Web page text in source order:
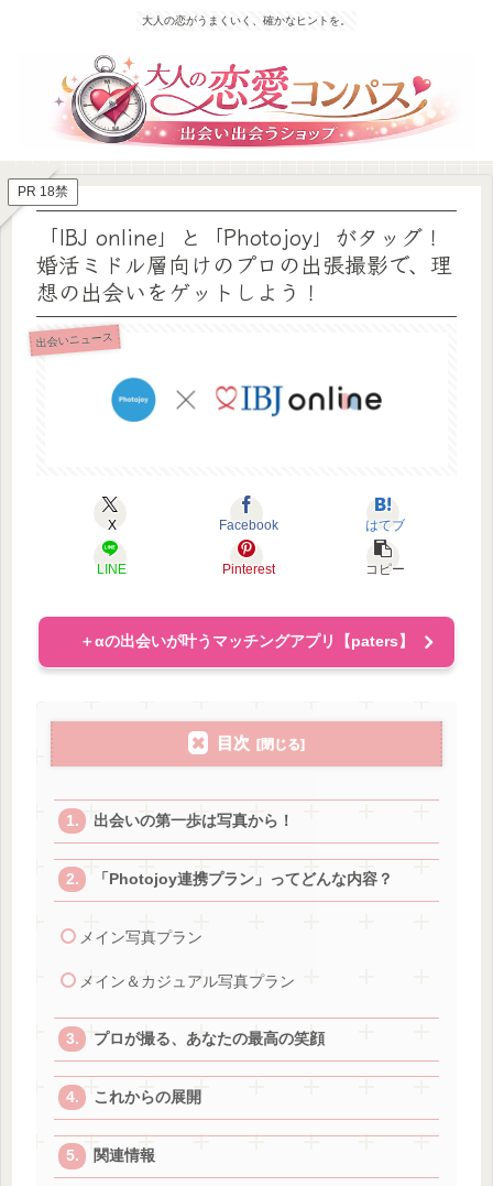
大人の恋がうまくいく、確かなヒントを。
PR 18禁
「IBJ online」と「Photojoy」がタッグ！
婚活ミドル層向けのプロの出張撮影で、理
想の出会いをゲットしよう！
出会いニュース
X Facebook はてブ
LINE Pinterest コピー
＋αの出会いが叶うマッチングアプリ【paters】
目次
出会いの第一歩は写真から！
「Photojoy連携プラン」ってどんな内容？
メイン写真プラン
メイン＆カジュアル写真プラン
プロが撮る、あなたの最高の笑顔
これからの展開
関連情報